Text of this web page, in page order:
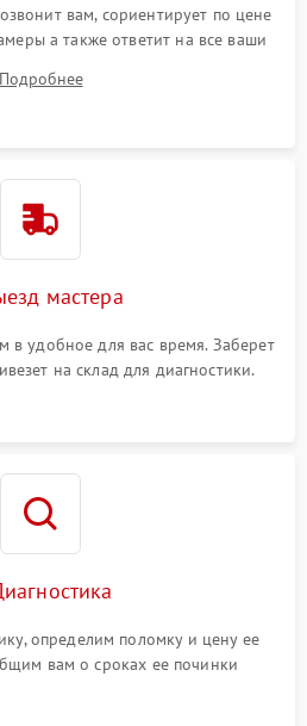
вам, сориентирует по цене
а также ответит на все ваши
Подробнее
мастера
в удобное для вас время. Заберет
на склад для диагностики.
определим поломку и цену ее
вам о сроках ее починки